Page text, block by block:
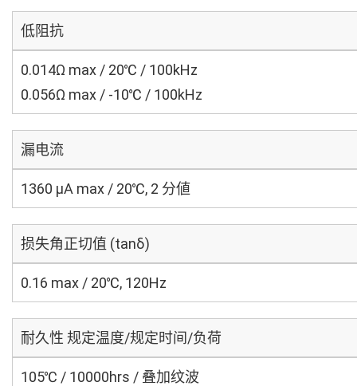
低阻抗
0.014Ω max / 20℃ / 100kHz
0.056Ω max / -10℃ / 100kHz
漏电流
1360 μA max / 20℃, 2 分値
损失角正切值 (tanδ)
0.16 max / 20℃, 120Hz
耐久性 规定温度/规定时间/负荷
105℃ / 10000hrs / 叠加纹波